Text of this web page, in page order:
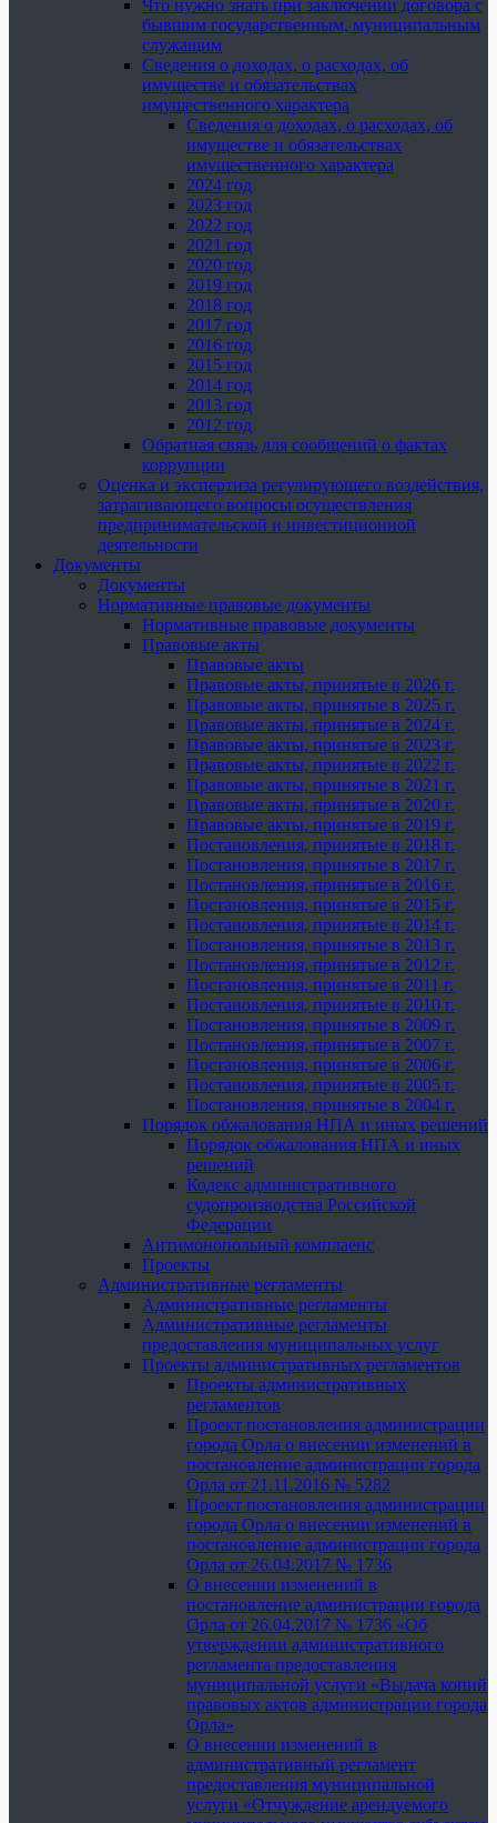
Что нужно знать при заключении договора с
бывшим государственным, муниципальным
служащим
Сведения о доходах, о расходах, об
имуществе и обязательствах
имущественного характера
Сведения о доходах, о расходах, об
имуществе и обязательствах
имущественного характера
2024 год
2023 год
2022 год
2021 год
2020 год
2019 год
2018 год
2017 год
2016 год
2015 год
2014 год
2013 год
2012 год
Обратная связь для сообщений о фактах
коррупции
Оценка и экспертиза регулирующего воздействия,
затрагивающего вопросы осуществления
предпринимательской и инвестиционной
деятельности
Документы
Документы
Нормативные правовые документы
Нормативные правовые документы
Правовые акты
Правовые акты
Правовые акты, принятые в 2026 г.
Правовые акты, принятые в 2025 г.
Правовые акты, принятые в 2024 г.
Правовые акты, принятые в 2023 г.
Правовые акты, принятые в 2022 г.
Правовые акты, принятые в 2021 г.
Правовые акты, принятые в 2020 г.
Правовые акты, принятые в 2019 г.
Постановления, принятые в 2018 г.
Постановления, принятые в 2017 г.
Постановления, принятые в 2016 г.
Постановления, принятые в 2015 г.
Постановления, принятые в 2014 г.
Постановления, принятые в 2013 г.
Постановления, принятые в 2012 г.
Постановления, принятые в 2011 г.
Постановления, принятые в 2010 г.
Постановления, принятые в 2009 г.
Постановления, принятые в 2007 г.
Постановления, принятые в 2006 г.
Постановления, принятые в 2005 г.
Постановления, принятые в 2004 г.
Порядок обжалования НПА и иных решений
Порядок обжалования НПА и иных
решений
Кодекс административного
судопроизводства Российской
Федерации
Антимонопольный комплаенс
Проекты
Административные регламенты
Административные регламенты
Административные регламенты
предоставления муниципальных услуг
Проекты административных регламентов
Проекты административных
регламентов
Проект постановления администрации
города Орла о внесении изменений в
постановление администрации города
Орла от 21.11.2016 № 5282
Проект постановления администрации
города Орла о внесении изменений в
постановление администрации города
Орла от 26.04.2017 № 1736
О внесении изменений в
постановление администрации города
Орла от 26.04.2017 № 1736 «Об
утверждении административного
регламента предоставления
муниципальной услуги «Выдача копий
правовых актов администрации города
Орла»
О внесении изменений в
административный регламент
предоставления муниципальной
услуги «Отчуждение арендуемого